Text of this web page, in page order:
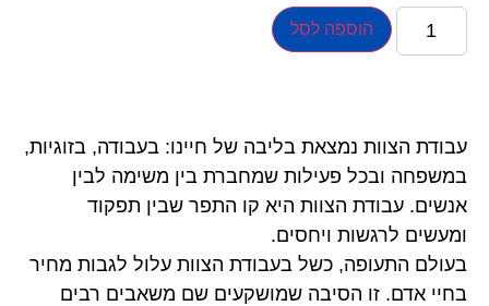
הוספה לסל
עבודת הצוות נמצאת בליבה של חיינו: בעבודה, בזוגיות,
במשפחה ובכל פעילות שמחברת בין משימה לבין
אנשים. עבודת הצוות היא קו התפר שבין תפקוד
ומעשים לרגשות ויחסים.
בעולם התעופה, כשל בעבודת הצוות עלול לגבות מחיר
בחיי אדם. זו הסיבה שמושקעים שם משאבים רבים